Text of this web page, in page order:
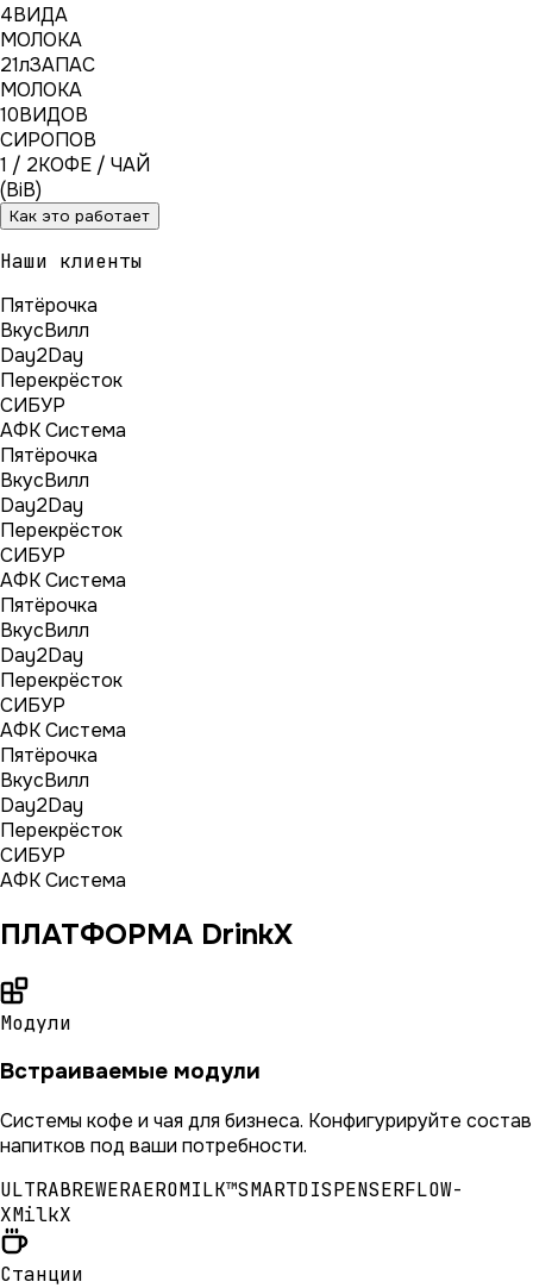
4ВИДА
МОЛОКА
21лЗАПАС
МОЛОКА
10ВИДОВ
СИРОПОВ
1 / 2КОФЕ / ЧАЙ
(BiB)
Как это работает
Наши клиенты
Пятёрочка
ВкусВилл
Day2Day
Перекрёсток
СИБУР
АФК Система
Пятёрочка
ВкусВилл
Day2Day
Перекрёсток
СИБУР
АФК Система
Пятёрочка
ВкусВилл
Day2Day
Перекрёсток
СИБУР
АФК Система
Пятёрочка
ВкусВилл
Day2Day
Перекрёсток
СИБУР
АФК Система
ПЛАТФОРМА DrinkX
Модули
Встраиваемые модули
Системы кофе и чая для бизнеса. Конфигурируйте состав
напитков под ваши потребности.
ULTRABREWERAEROMILK™SMARTDISPENSERFLOW-
XMilkX
Станции